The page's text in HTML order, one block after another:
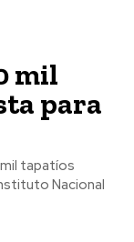
mil
para
Nacional